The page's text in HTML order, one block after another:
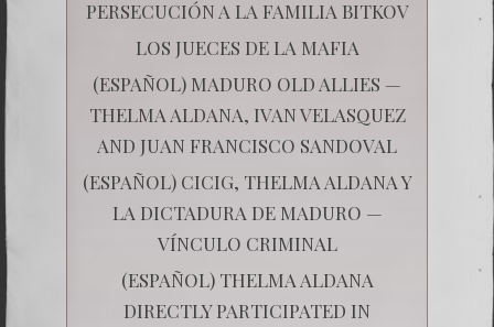
PERSECUCIÓN A LA FAMILIA BITKOV
LOS JUECES DE LA MAFIA
(ESPAÑOL) MADURO OLD ALLIES —
THELMA ALDANA, IVAN VELASQUEZ
AND JUAN FRANCISCO SANDOVAL
(ESPAÑOL) CICIG, THELMA ALDANA Y
LA DICTADURA DE MADURO —
VÍNCULO CRIMINAL
(ESPAÑOL) THELMA ALDANA
DIRECTLY PARTICIPATED IN